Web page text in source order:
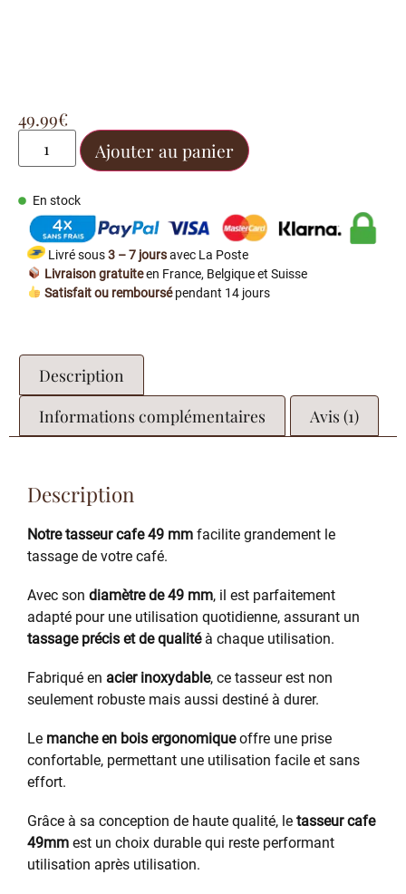
49.99€
Ajouter au panier
En stock
Livré sous3 – 7 joursavec La Poste
Livraison gratuiteen France, Belgique et Suisse
Satisfait ou remboursépendant 14 jours
Description
Informations complémentaires
Avis (1)
Description
Notre tasseur cafe 49 mm facilite grandement le
tassage de votre café.
Avec son diamètre de 49 mm, il est parfaitement
adapté pour une utilisation quotidienne, assurant un
tassage précis et de qualitéà chaque utilisation.
Fabriqué en acier inoxydable, ce tasseur est non
seulement robuste mais aussi destiné à durer.
Le manche en bois ergonomiqueoffre une prise
confortable, permettant une utilisation facile et sans
effort.
Grâce à sa conception de haute qualité, le tasseur cafe
49mm est un choix durable qui reste performant
utilisation après utilisation.